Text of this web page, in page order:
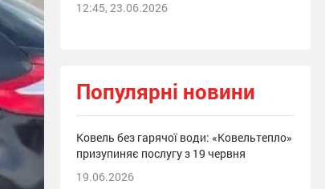
12:45, 23.06.2026
Популярні новини
Ковель без гарячої води: «Ковельтепло»
призупиняє послугу з 19 червня
19.06.2026